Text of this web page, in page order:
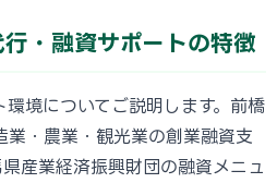
・融資サポートの特徴
境についてご説明します。前橋
業・農業・観光業の創業融資支
産業経済振興財団の融資メニュ